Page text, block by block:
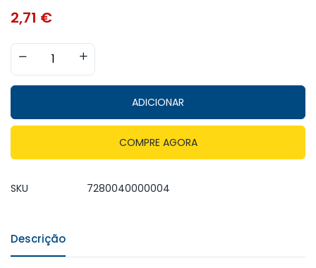
2,71 €
ADICIONAR
COMPRE AGORA
SKU 7280040000004
Descrição